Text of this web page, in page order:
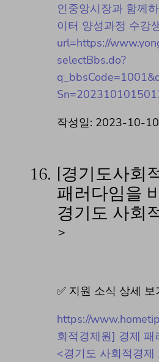
인중앙시장과 함께
이터 양성과정 수강
url=https://
selectBbs.do?
작성일: 2023-10-
16.
[경기도사회
패러다임을
경기도 사회
>
✅ 지원 소식 상세
https://
회적경제원] 경제
<경기도 사회적경제